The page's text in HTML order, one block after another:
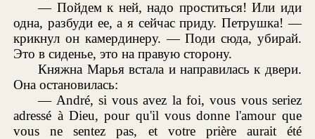
— Пойдем к ней, надо проститься! Или иди
одна, разбуди ее, а я сейчас приду. Петрушка! —
крикнул он камердинеру. — Поди сюда, убирай.
Это в сиденье, это на правую сторону.
Княжна Марья встала и направилась к двери.
Она остановилась:
— André, si vous avez la foi, vous vous seriez
adressé à Dieu, pour qu'il vous donne l'amour que
vous ne sentez pas, et votre prière aurait été